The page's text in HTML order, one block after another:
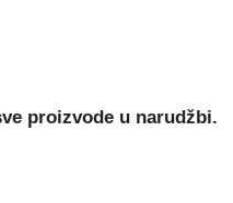
proizvode u narudžbi.